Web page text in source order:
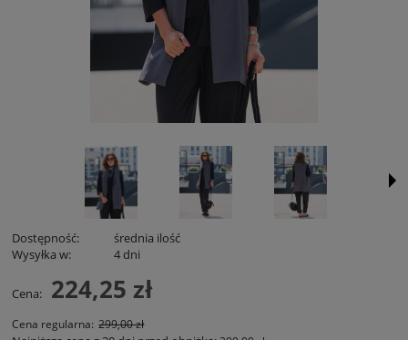
Dostępność:
średnia ilość
Wysyłka w:
4 dni
Cena: 224,25 zł
Cena regularna: 299,00 zł